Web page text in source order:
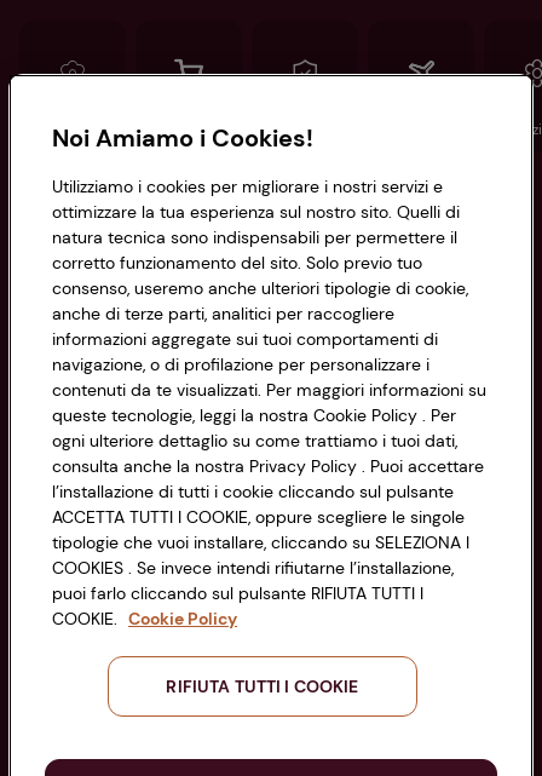
Conad Spesa online Assicurazioni
Informazioni
Privacy Policy
Cookie Policy
Impostazioni Cookie
Accessibilità
CONAD SOCIETÀ COOPERATIVA
Via Michelino, 59 | 40127 BOLOGNA
Codice Fiscale e Registro Imprese
di Bologna 00865960157
PARTITA IVA 03320960374
Servizio clienti
Seguici sui Social:
Noi Amiamo i Cookies!
Utilizziamo i cookies per migliorare i nostri servizi e
ottimizzare la tua esperienza sul nostro sito. Quelli di
natura tecnica sono indispensabili per permettere il
corretto funzionamento del sito. Solo previo tuo
consenso, useremo anche ulteriori tipologie di cookie,
anche di terze parti, analitici per raccogliere
informazioni aggregate sui tuoi comportamenti di
navigazione, o di profilazione per personalizzare i
contenuti da te visualizzati. Per maggiori informazioni su
queste tecnologie, leggi la nostra Cookie Policy . Per
ogni ulteriore dettaglio su come trattiamo i tuoi dati,
consulta anche la nostra Privacy Policy . Puoi accettare
l’installazione di tutti i cookie cliccando sul pulsante
ACCETTA TUTTI I COOKIE, oppure scegliere le singole
tipologie che vuoi installare, cliccando su SELEZIONA I
COOKIES . Se invece intendi rifiutarne l’installazione,
puoi farlo cliccando sul pulsante RIFIUTA TUTTI I
COOKIE. Cookie Policy
RIFIUTA TUTTI I COOKIE